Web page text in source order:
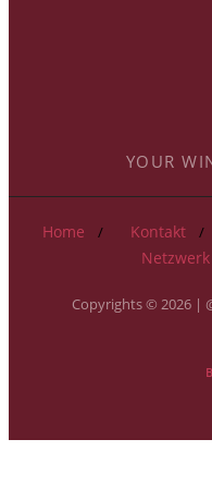
YOUR
Home Kontakt
Netzwerk
Copyrights © 2026 |